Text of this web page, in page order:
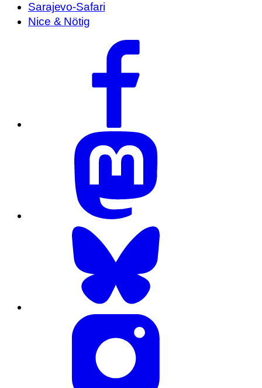
Sarajevo-Safari
Nice & Nötig